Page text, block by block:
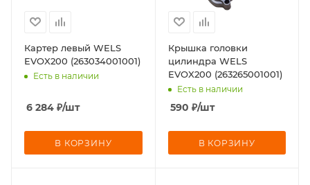
Картер левый WELS
EVOX200 (263034001001)
Есть в наличии
6 284 ₽/шт
В КОРЗИНУ
Крышка головки
цилиндра WELS
EVOX200 (263265001001)
Есть в наличии
590 ₽/шт
В КОРЗИНУ